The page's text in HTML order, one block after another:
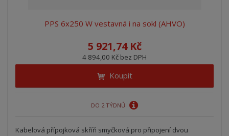
PPS 6x250 W vestavná i na sokl (AHVO)
5 921,74 Kč
4 894,00 Kč bez DPH
Koupit
DO 2 TÝDNŮ
Kabelová přípojková skříň smyčková pro připojení dvou